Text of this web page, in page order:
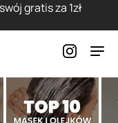
gratis za 1zł